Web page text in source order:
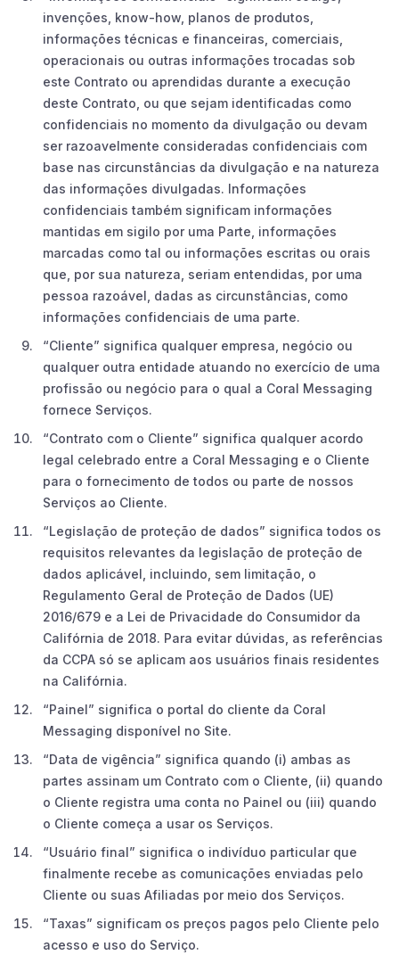
invenções, know-how, planos de produtos,
informações técnicas e financeiras, comerciais,
operacionais ou outras informações trocadas sob
este Contrato ou aprendidas durante a execução
deste Contrato, ou que sejam identificadas como
confidenciais no momento da divulgação ou devam
ser razoavelmente consideradas confidenciais com
base nas circunstâncias da divulgação e na natureza
das informações divulgadas. Informações
confidenciais também significam informações
mantidas em sigilo por uma Parte, informações
marcadas como tal ou informações escritas ou orais
que, por sua natureza, seriam entendidas, por uma
pessoa razoável, dadas as circunstâncias, como
informações confidenciais de uma parte.
“Cliente” significa qualquer empresa, negócio ou
qualquer outra entidade atuando no exercício de uma
profissão ou negócio para o qual a Coral Messaging
fornece Serviços.
“Contrato com o Cliente” significa qualquer acordo
legal celebrado entre a Coral Messaging e o Cliente
para o fornecimento de todos ou parte de nossos
Serviços ao Cliente.
“Legislação de proteção de dados” significa todos os
requisitos relevantes da legislação de proteção de
dados aplicável, incluindo, sem limitação, o
Regulamento Geral de Proteção de Dados (UE)
2016/679 e a Lei de Privacidade do Consumidor da
Califórnia de 2018. Para evitar dúvidas, as referências
da CCPA só se aplicam aos usuários finais residentes
na Califórnia.
“Painel” significa o portal do cliente da Coral
Messaging disponível no Site.
“Data de vigência” significa quando (i) ambas as
partes assinam um Contrato com o Cliente, (ii) quando
o Cliente registra uma conta no Painel ou (iii) quando
o Cliente começa a usar os Serviços.
“Usuário final” significa o indivíduo particular que
finalmente recebe as comunicações enviadas pelo
Cliente ou suas Afiliadas por meio dos Serviços.
“Taxas” significam os preços pagos pelo Cliente pelo
acesso e uso do Serviço.